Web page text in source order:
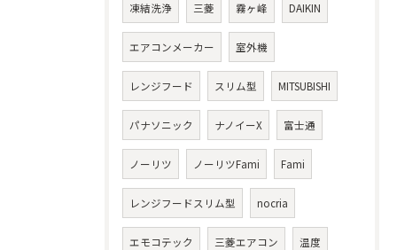
凍結洗浄 三菱 霧ヶ峰 DAIKIN
エアコンメーカー 室外機
レンジフード スリム型 MITSUBISHI
パナソニック ナノイーX 富士通
ノーリツ ノーリツFami Fami
レンジフードスリム型 nocria
エモコテック 三菱エアコン 温度